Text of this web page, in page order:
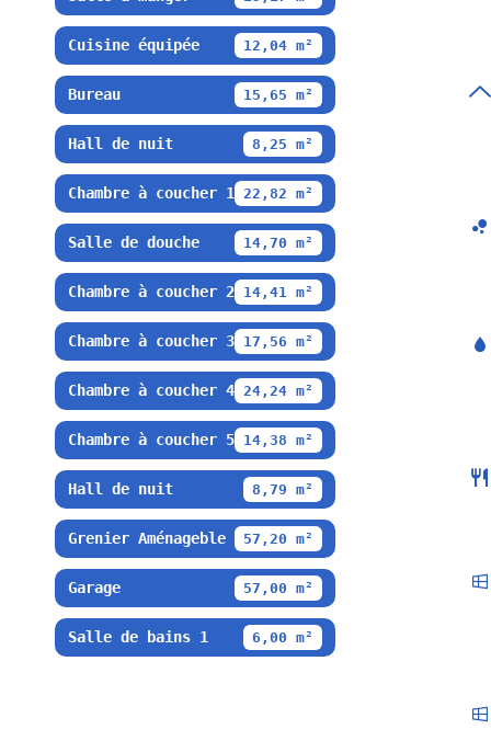
Cuisine équipée 12,04 m²
Bureau 15,65 m²
Hall de nuit 8,25 m²
Chambre à coucher 1 22,82 m²
Salle de douche 14,70 m²
Chambre à coucher 2 14,41 m²
Chambre à coucher 3 17,56 m²
Chambre à coucher 4 24,24 m²
Chambre à coucher 5 14,38 m²
Hall de nuit 8,79 m²
Grenier Aménageble 57,20 m²
Garage 57,00 m²
Salle de bains 1 6,00 m²